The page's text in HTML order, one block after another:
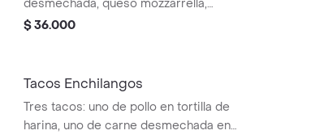
desmechada, queso mozzarrella,
guacamole, cebolla, cilantro y caldo de
$ 36.000
Tacos Enchilangos
Tres tacos: uno de pollo en tortilla de
harina, uno de carne desmechada en